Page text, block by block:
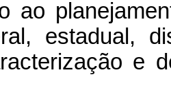
ao
estadual,
e